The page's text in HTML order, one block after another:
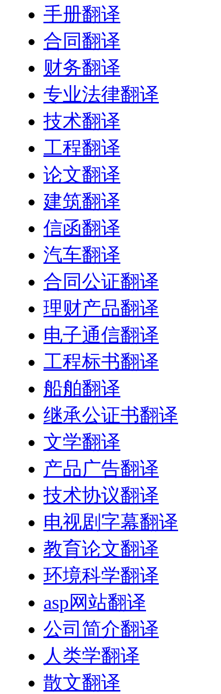
手册翻译
合同翻译
财务翻译
专业法律翻译
技术翻译
工程翻译
论文翻译
建筑翻译
信函翻译
汽车翻译
合同公证翻译
理财产品翻译
电子通信翻译
工程标书翻译
船舶翻译
继承公证书翻译
文学翻译
产品广告翻译
技术协议翻译
电视剧字幕翻译
教育论文翻译
环境科学翻译
asp网站翻译
公司简介翻译
人类学翻译
散文翻译